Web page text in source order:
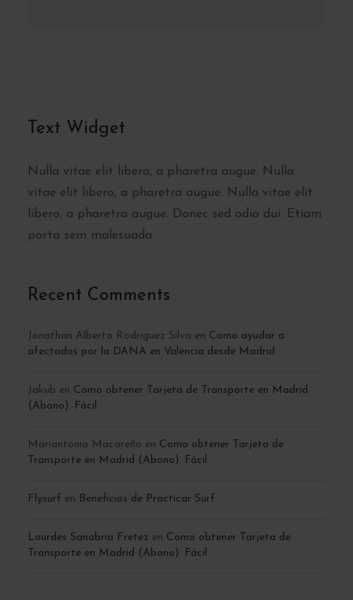
Text Widget
Nulla vitae elit libero, a pharetra augue. Nulla
vitae elit libero, a pharetra augue. Nulla vitae elit
libero, a pharetra augue. Donec sed odio dui. Etiam
porta sem malesuada.
Recent Comments
Jonathan Alberto Rodriguez Silva en Como ayudar a
afectados por la DANA en Valencia desde Madrid
Jakub en Como obtener Tarjeta de Transporte en Madrid
(Abono). Fácil
Mariantonia Macareño en Como obtener Tarjeta de
Transporte en Madrid (Abono). Fácil
Flysurf en Beneficios de Practicar Surf
Lourdes Sanabria Fretez en Como obtener Tarjeta de
Transporte en Madrid (Abono). Fácil